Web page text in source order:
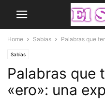
Home Sabias Palabras que
Sabias
Palabras que
«ero»: una